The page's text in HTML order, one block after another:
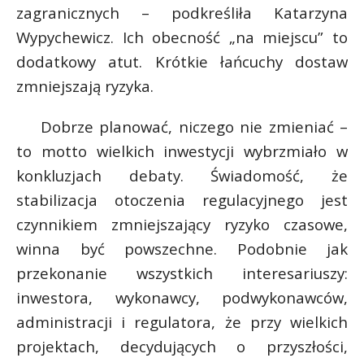
zagranicznych – podkreśliła Katarzyna
Wypychewicz. Ich obecność „na miejscu” to
dodatkowy atut. Krótkie łańcuchy dostaw
zmniejszają ryzyka.
Dobrze planować, niczego nie zmieniać –
to motto wielkich inwestycji wybrzmiało w
konkluzjach debaty. Świadomość, że
stabilizacja otoczenia regulacyjnego jest
czynnikiem zmniejszający ryzyko czasowe,
winna być powszechne. Podobnie jak
przekonanie wszystkich interesariuszy:
inwestora, wykonawcy, podwykonawców,
administracji i regulatora, że przy wielkich
projektach, decydujących o przyszłości,